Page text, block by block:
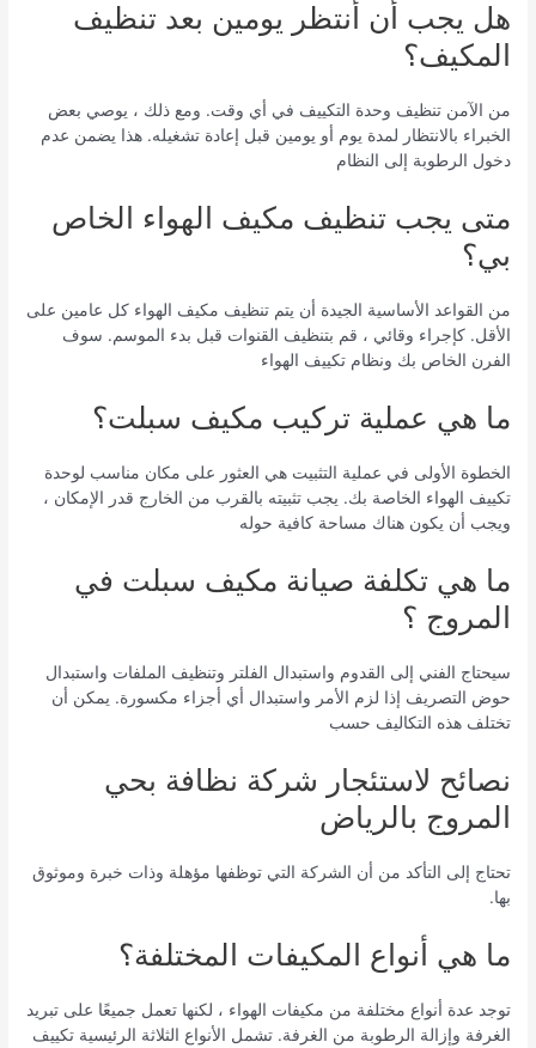
هل يجب أن أنتظر يومين بعد تنظيف
المكيف؟
من الآمن تنظيف وحدة التكييف في أي وقت. ومع ذلك ، يوصي بعض
الخبراء بالانتظار لمدة يوم أو يومين قبل إعادة تشغيله. هذا يضمن عدم
دخول الرطوبة إلى النظام
متى يجب تنظيف مكيف الهواء الخاص
بي؟
من القواعد الأساسية الجيدة أن يتم تنظيف مكيف الهواء كل عامين على
الأقل. كإجراء وقائي ، قم بتنظيف القنوات قبل بدء الموسم. سوف
الفرن الخاص بك ونظام تكييف الهواء
ما هي عملية تركيب مكيف سبلت؟
الخطوة الأولى في عملية التثبيت هي العثور على مكان مناسب لوحدة
تكييف الهواء الخاصة بك. يجب تثبيته بالقرب من الخارج قدر الإمكان ،
ويجب أن يكون هناك مساحة كافية حوله
ما هي تكلفة صيانة مكيف سبلت في
المروج ؟
سيحتاج الفني إلى القدوم واستبدال الفلتر وتنظيف الملفات واستبدال
حوض التصريف إذا لزم الأمر واستبدال أي أجزاء مكسورة. يمكن أن
تختلف هذه التكاليف حسب
نصائح لاستئجار شركة نظافة بحي
المروج بالرياض
تحتاج إلى التأكد من أن الشركة التي توظفها مؤهلة وذات خبرة وموثوق
بها.
ما هي أنواع المكيفات المختلفة؟
توجد عدة أنواع مختلفة من مكيفات الهواء ، لكنها تعمل جميعًا على تبريد
الغرفة وإزالة الرطوبة من الغرفة. تشمل الأنواع الثلاثة الرئيسية تكييف